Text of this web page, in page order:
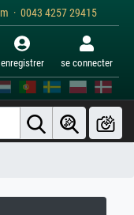
· 0043 4257 29415
enregistrer se connecter